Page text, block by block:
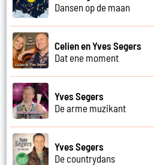
Dansen op de maan
Celien en Yves Segers
Dat ene moment
Yves Segers
De arme muzikant
Yves Segers
De countrydans